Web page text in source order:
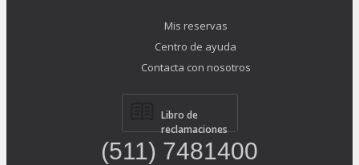
Mis reservas
Centro de ayuda
Contacta con nosotros
Libro de
reclamaciones
(511) 7481400